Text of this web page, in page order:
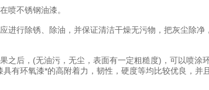
不锈钢油漆。
行除锈、除油，并保证清洁干燥无污物，把灰尘除净
后，(无油污，无尘，表面有一定粗糙度)，可以喷涂
有环氧漆*的高附着力，韧性，硬度等均比较优良，并